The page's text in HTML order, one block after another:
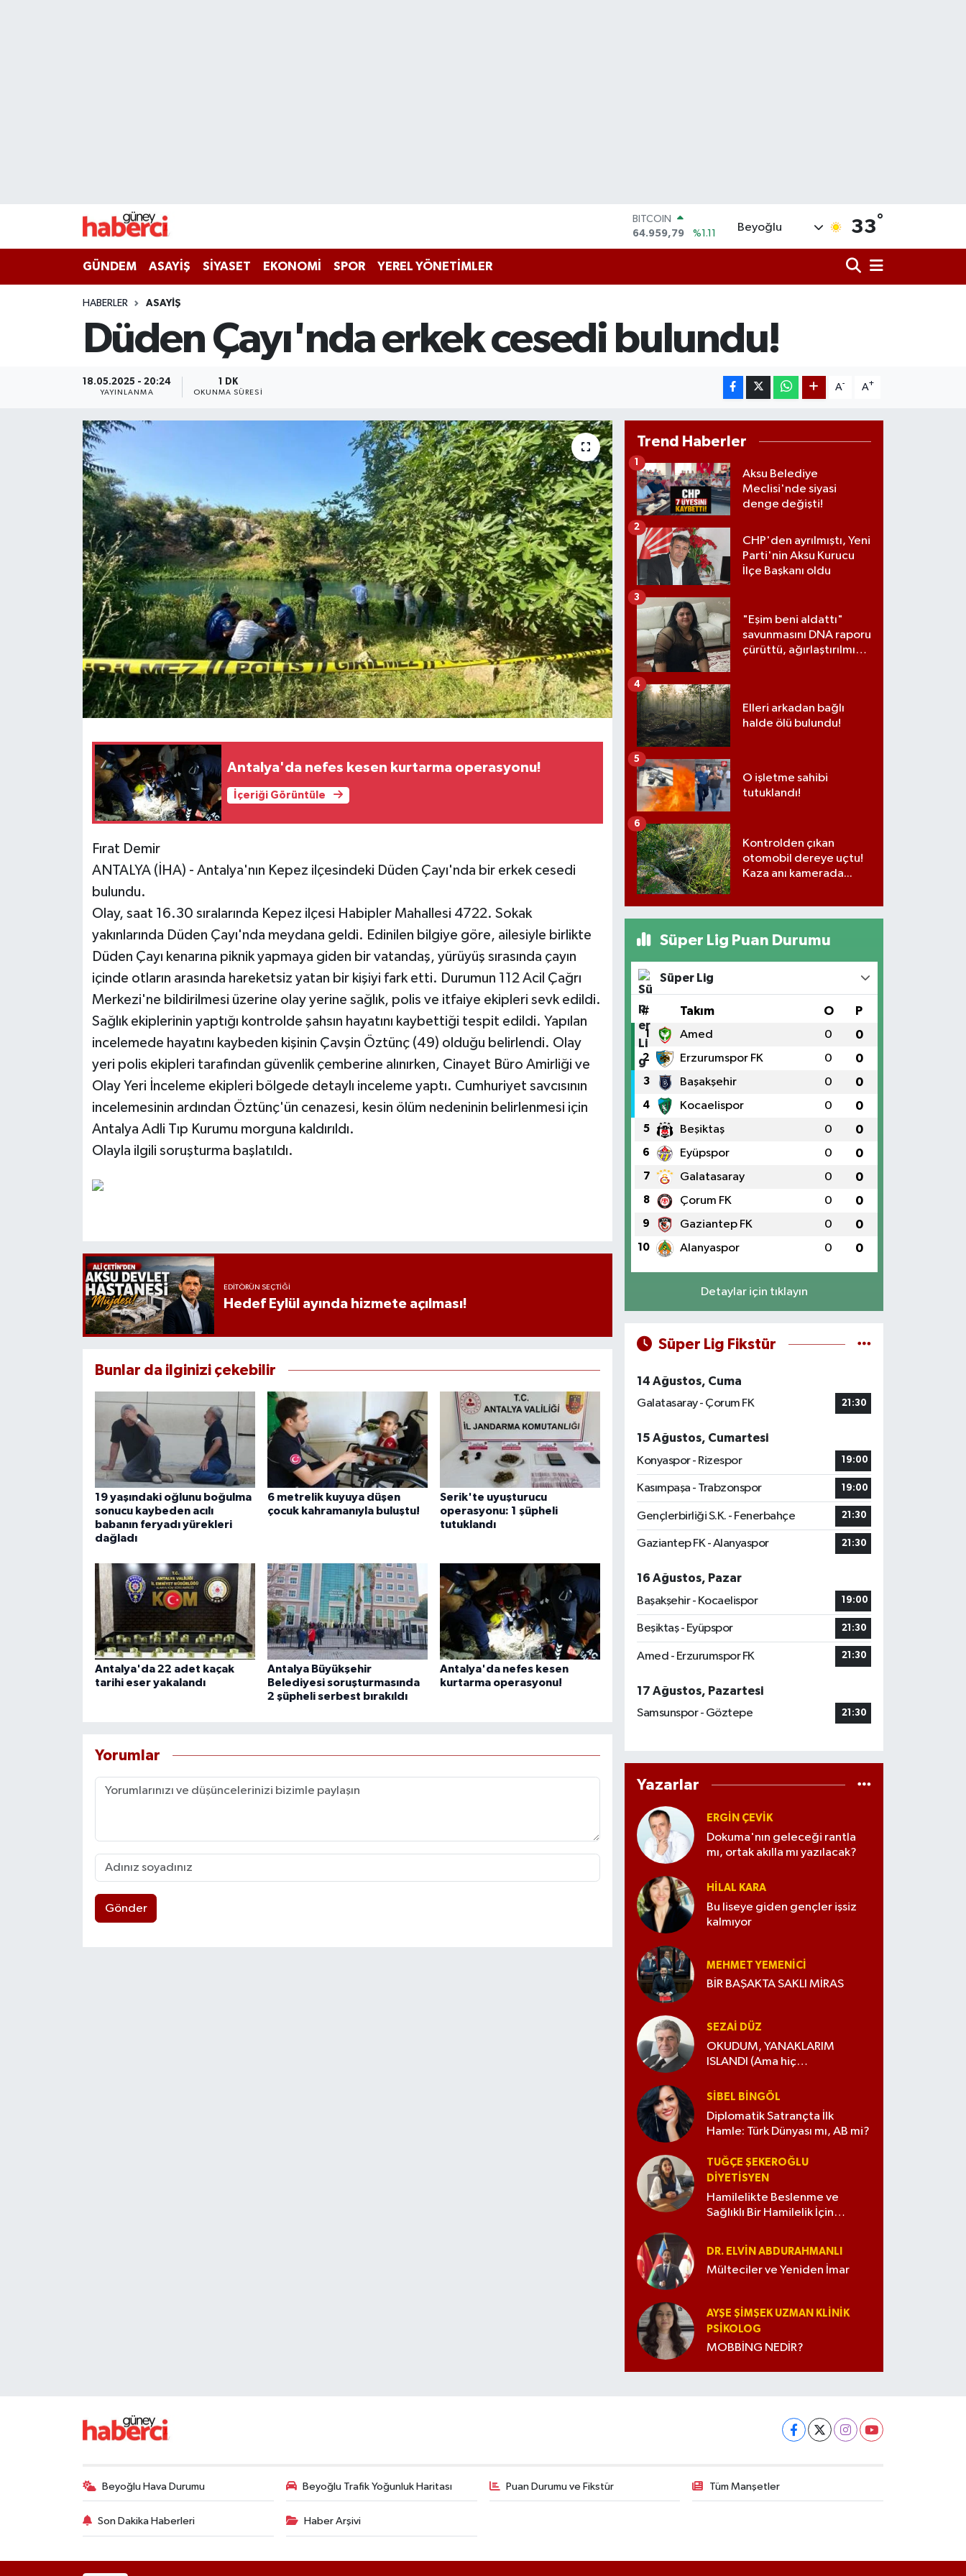
64.959,79
DOLAR
47,7436
%0.18
GRAM ALTIN
6660.55
%0.03
BİST100
Beyoğlu 33°
GÜNDEM ASAYİŞ SİYASET EKONOMİ SPOR YEREL YÖNETİMLER
HABERLER ASAYİŞ
Düden Çayı'nda erkek cesedi bulundu!
18.05.2025 - 20:24
YAYINLANMA
1 DK
OKUNMA SÜRESI
A- A+
Antalya'da nefes kesen kurtarma operasyonu!
İçeriği Görüntüle
Fırat Demir
ANTALYA (İHA) - Antalya'nın Kepez ilçesindeki Düden Çayı'nda bir erkek cesedi
bulundu.
Olay, saat 16.30 sıralarında Kepez ilçesi Habipler Mahallesi 4722. Sokak
yakınlarında Düden Çayı'nda meydana geldi. Edinilen bilgiye göre, ailesiyle birlikte
Düden Çayı kenarına piknik yapmaya giden bir vatandaş, yürüyüş sırasında çayın
içinde otların arasında hareketsiz yatan bir kişiyi fark etti. Durumun 112 Acil Çağrı
Merkezi'ne bildirilmesi üzerine olay yerine sağlık, polis ve itfaiye ekipleri sevk edildi.
Sağlık ekiplerinin yaptığı kontrolde şahsın hayatını kaybettiği tespit edildi. Yapılan
incelemede hayatını kaybeden kişinin Çavşin Öztünç (49) olduğu belirlendi. Olay
yeri polis ekipleri tarafından güvenlik çemberine alınırken, Cinayet Büro Amirliği ve
Olay Yeri İnceleme ekipleri bölgede detaylı inceleme yaptı. Cumhuriyet savcısının
incelemesinin ardından Öztünç'ün cenazesi, kesin ölüm nedeninin belirlenmesi için
Antalya Adli Tıp Kurumu morguna kaldırıldı.
Olayla ilgili soruşturma başlatıldı.
EDITÖRÜN SEÇTIĞI
Hedef Eylül ayında hizmete açılması!
Bunlar da ilginizi çekebilir
19 yaşındaki oğlunu boğulma
sonucu kaybeden acılı
babanın feryadı yürekleri
dağladı
6 metrelik kuyuya düşen
çocuk kahramanıyla buluştu!
Serik'te uyuşturucu
operasyonu: 1 şüpheli
tutuklandı
Antalya'da 22 adet kaçak
tarihi eser yakalandı
Antalya Büyükşehir
Belediyesi soruşturmasında
2 şüpheli serbest bırakıldı
Antalya'da nefes kesen
kurtarma operasyonu!
Yorumlar
Gönder
Trend Haberler
Aksu Belediye
Meclisi'nde siyasi
denge değişti!
1
CHP'den ayrılmıştı, Yeni
Parti'nin Aksu Kurucu
İlçe Başkanı oldu
2
"Eşim beni aldattı"
savunmasını DNA raporu
çürüttü, ağırlaştırılmış
3
Elleri arkadan bağlı
halde ölü bulundu!
4
O işletme sahibi
tutuklandı!
5
Kontrolden çıkan
otomobil dereye uçtu!
Kaza anı kamerada...
6
Süper Lig Puan Durumu
Süper Lig
# Takım O P
1 Amed 0 0
2 Erzurumspor FK 0 0
3 Başakşehir 0 0
4 Kocaelispor 0 0
5 Beşiktaş 0 0
6 Eyüpspor 0 0
7 Galatasaray 0 0
8 Çorum FK 0 0
9 Gaziantep FK 0 0
10 Alanyaspor 0 0
Detaylar için tıklayın
Süper Lig Fikstür
14 Ağustos, Cuma
Galatasaray - Çorum FK
21:30
15 Ağustos, Cumartesi
Konyaspor - Rizespor
19:00
Kasımpaşa - Trabzonspor 19:00
Gençlerbirliği S.K. - Fenerbahçe 21:30
Gaziantep FK - Alanyaspor 21:30
16 Ağustos, Pazar
Başakşehir - Kocaelispor
19:00
Beşiktaş - Eyüpspor 21:30
Amed - Erzurumspor FK 21:30
17 Ağustos, Pazartesi
Samsunspor - Göztepe
21:30
Yazarlar
ERGIN ÇEVİK
Dokuma'nın geleceği rantla
mı, ortak akılla mı yazılacak?
HILAL KARA
Bu liseye giden gençler işsiz
kalmıyor
MEHMET YEMENICI
BİR BAŞAKTA SAKLI MİRAS
SEZAI DÜZ
OKUDUM, YANAKLARIM
ISLANDI (Ama hiç
SIBEL BINGÖL
Diplomatik Satrançta İlk
Hamle: Türk Dünyası mı, AB mi?
TUĞÇE ŞEKEROĞLU
DIYETISYEN
Hamilelikte Beslenme ve
Sağlıklı Bir Hamilelik İçin
DR. ELVIN ABDURAHMANLI
Mülteciler ve Yeniden İmar
AYŞE ŞIMŞEK UZMAN KLINIK
PSIKOLOG
MOBBİNG NEDİR?
Beyoğlu Hava Durumu Beyoğlu Trafik Yoğunluk Haritası Puan Durumu ve Fikstür Tüm Manşetler
Son Dakika Haberleri Haber Arşivi
Haber Arşivi